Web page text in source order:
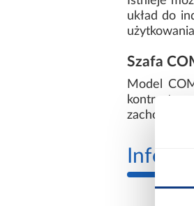
układ do
Szafa
Model
zachowując